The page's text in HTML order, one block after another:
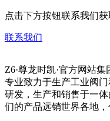
点击下方按钮联系我们
联系我们
Z6·尊龙时凯·官方网站
专业致力于生产工业阀
研发，生产和销售于一
们的产品远销世界各地，